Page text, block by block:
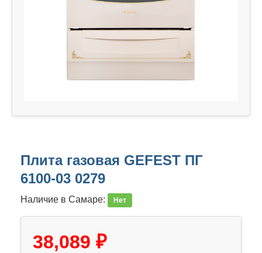
Плита газовая GEFEST ПГ
6100-03 0279
Наличие в Самаре: Нет
38,089 ₽